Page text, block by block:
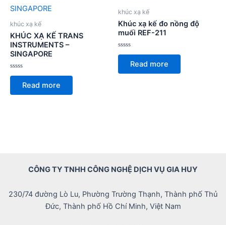
khúc xạ kế
KHÚC XẠ KẾ TRANS
INSTRUMENTS –
SINGAPORE
Rated
of
Read more
khúc xạ kế
Khúc xạ kế đo nồng độ
muối REF-211
Rated
of
Read more
CÔNG TY TNHH CÔNG NGHỆ DỊCH VỤ GIA HUY
230/74 đường Lò Lu, Phường Trường Thạnh, Thành phố Thủ
Đức, Thành phố Hồ Chí Minh, Việt Nam